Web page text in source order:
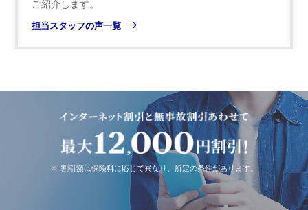
ご紹介します。
担当スタッフの声一覧
※ 割引額は保険料に応じて異なり、所定の条件があります。